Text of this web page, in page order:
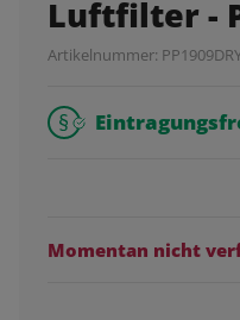
Luftfilter -
Artikelnummer:
Momentan nicht